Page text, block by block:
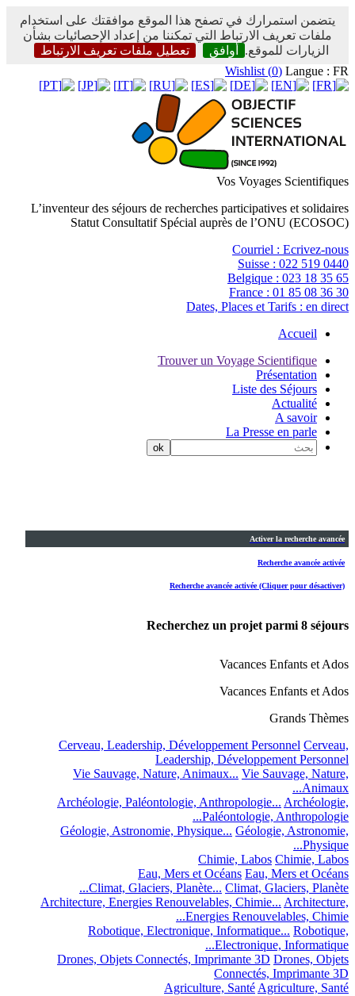
يتضمن استمرارك في تصفح هذا الموقع موافقتك على استخدام
ملفات تعريف الارتباط التي تمكننا من إعداد الإحصائيات بشأن
الزيارات للموقع.
أوافق
تعطيل ملفات تعريف الارتباط
Wishlist (0) Langue : FR
Vos Voyages Scientifiques
L’inventeur des séjours de recherches participatives et solidaires
Statut Consultatif Spécial auprès de l’ONU (ECOSOC)
Courriel : Ecrivez-nous
Suisse : 022 519 0440
Belgique : 023 18 35 65
France : 01 85 08 36 30
Dates, Places et Tarifs : en direct
Accueil
Trouver un Voyage Scientifique
Présentation
Liste des Séjours
Actualité
A savoir
La Presse en parle
Activer la recherche avancée
Recherche avancée activée
Recherche avancée activée (Cliquer pour désactiver)
Recherchez un projet parmi 8 séjours
Vacances Enfants et Ados
Vacances Enfants et Ados
Grands Thèmes
Cerveau, Leadership, Développement Personnel Cerveau,
Leadership, Développement Personnel
Vie Sauvage, Nature, Animaux... Vie Sauvage, Nature,
Animaux...
Archéologie, Paléontologie, Anthropologie... Archéologie,
Paléontologie, Anthropologie...
Géologie, Astronomie, Physique... Géologie, Astronomie,
Physique...
Chimie, Labos Chimie, Labos
Eau, Mers et Océans Eau, Mers et Océans
Climat, Glaciers, Planète... Climat, Glaciers, Planète...
Architecture, Energies Renouvelables, Chimie... Architecture,
Energies Renouvelables, Chimie...
Robotique, Electronique, Informatique... Robotique,
Electronique, Informatique...
Drones, Objets Connectés, Imprimante 3D Drones, Objets
Connectés, Imprimante 3D
Agriculture, SantéAgriculture, Santé